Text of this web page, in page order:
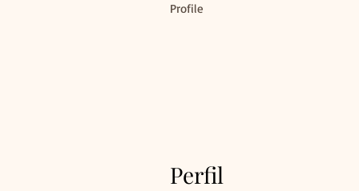
Perfil
Profile